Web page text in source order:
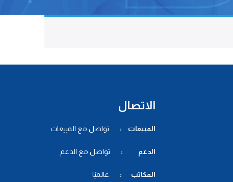
الاتصال
المبيعات : تواصل مع المبيعات
الدعم : تواصل مع الدعم
المكاتب : عالميًا